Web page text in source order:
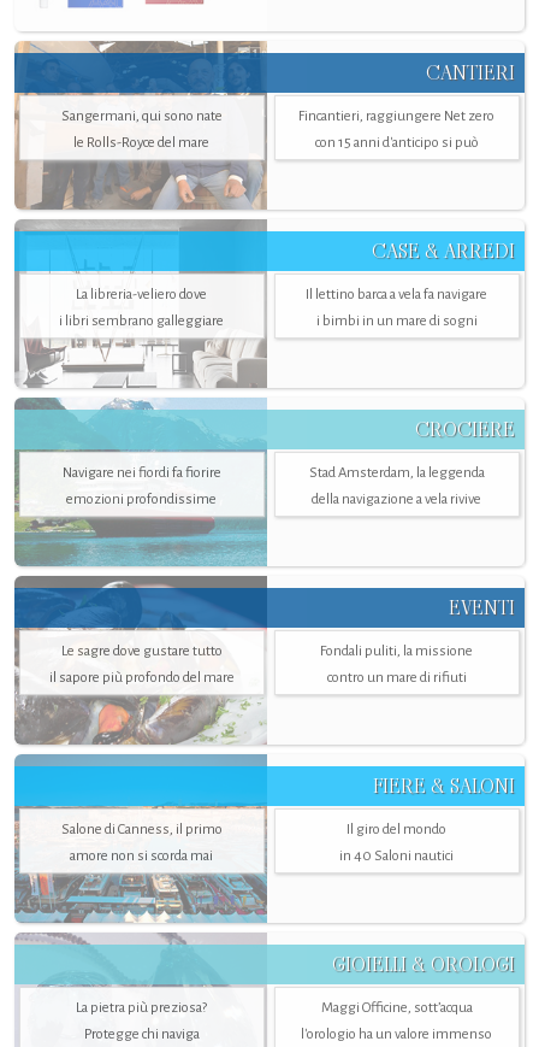
CANTIERI
Sangermani, qui sono nate
le Rolls-Royce del mare
Fincantieri, raggiungere Net zero
con 15 anni d'anticipo si può
CASE & ARREDI
La libreria-veliero dove
i libri sembrano galleggiare
Il lettino barca a vela fa navigare
i bimbi in un mare di sogni
CROCIERE
Navigare nei fiordi fa fiorire
emozioni profondissime
Stad Amsterdam, la leggenda
della navigazione a vela rivive
EVENTI
Le sagre dove gustare tutto
il sapore più profondo del mare
Fondali puliti, la missione
contro un mare di rifiuti
FIERE & SALONI
Salone di Canness, il primo
amore non si scorda mai
Il giro del mondo
in 40 Saloni nautici
GIOIELLI & OROLOGI
La pietra più preziosa?
Protegge chi naviga
Maggi Officine, sott’acqua
l'orologio ha un valore immenso